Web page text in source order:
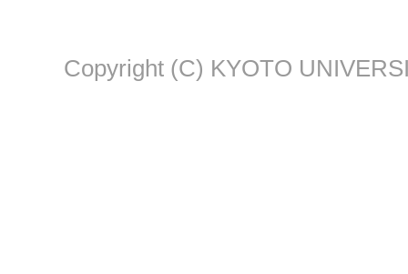
Copyright (C) KYOTO